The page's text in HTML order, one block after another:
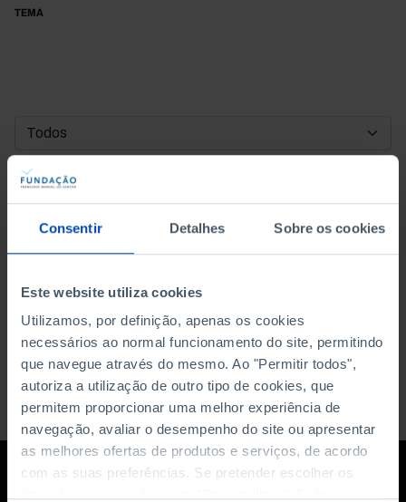
Consentir Detalhes Sobre os cookies
Este website utiliza cookies
Utilizamos, por definição, apenas os cookies
necessários ao normal funcionamento do site, permitindo
que navegue através do mesmo. Ao "Permitir todos",
autoriza a utilização de outro tipo de cookies, que
permitem proporcionar uma melhor experiência de
navegação, avaliar o desempenho do site ou apresentar
as melhores ofertas de produtos e serviços, de acordo
com as suas preferências. Se pretender escolher os
TEMA
DATA DE INÍCIO
DATA DE FIM